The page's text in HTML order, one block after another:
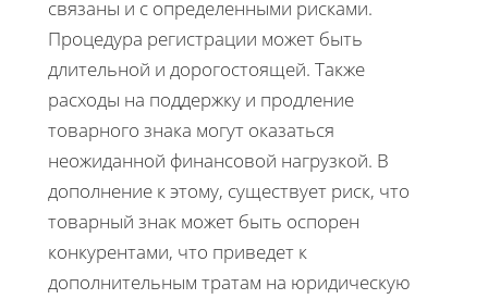
связаны и с определенными рисками.
Процедура регистрации может быть
длительной и дорогостоящей. Также
расходы на поддержку и продление
товарного знака могут оказаться
неожиданной финансовой нагрузкой. В
дополнение к этому, существует риск, что
товарный знак может быть оспорен
конкурентами, что приведет к
дополнительным тратам на юридическую